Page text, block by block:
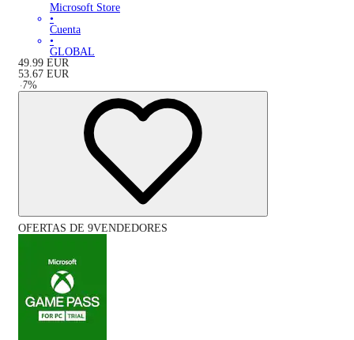
Microsoft Store
•
Cuenta
•
GLOBAL
49.99 EUR
53.67 EUR
-7%
OFERTAS DE 9VENDEDORES